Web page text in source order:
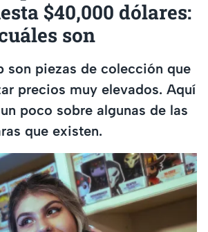
$40,000 dólares:
son
son piezas de colección que
precios muy elevados. Aquí
poco sobre algunas de las
que existen.